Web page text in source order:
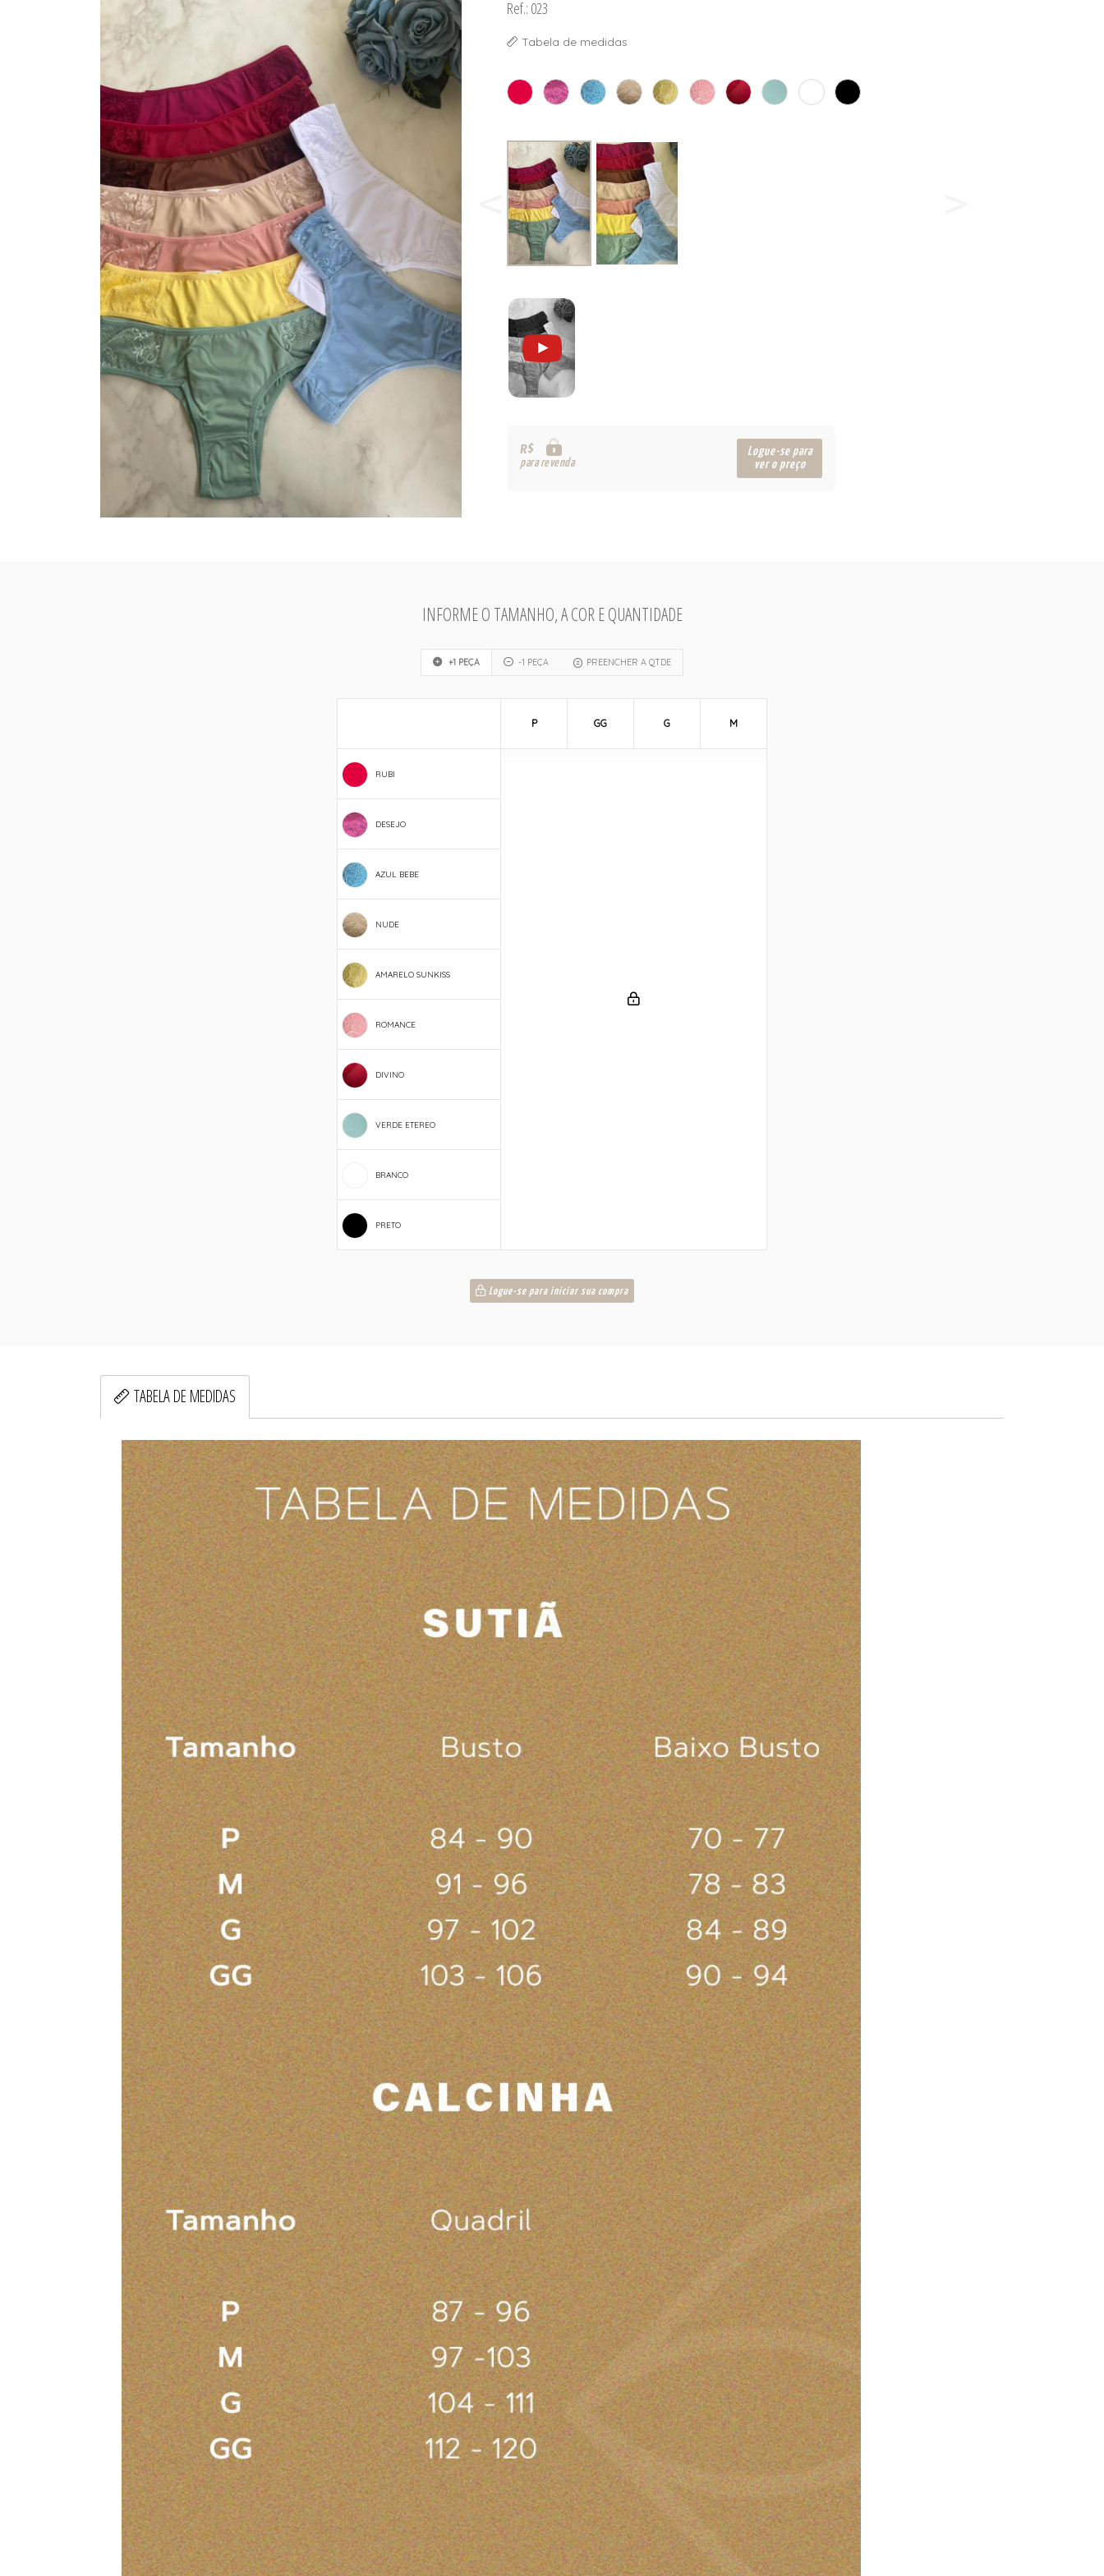
Ref.: 023
Tabela de medidas
R$
para revenda
Logue-se para
ver o preço
INFORME O TAMANHO, A COR E QUANTIDADE
+1 PEÇA -1 PEÇA PREENCHER A QTDE
RUBI
DESEJO
AZUL BEBE
NUDE
AMARELO SUNKISS
ROMANCE
DIVINO
VERDE ETEREO
BRANCO
PRETO
P GG G M
Logue-se para iniciar sua compra
TABELA DE MEDIDAS